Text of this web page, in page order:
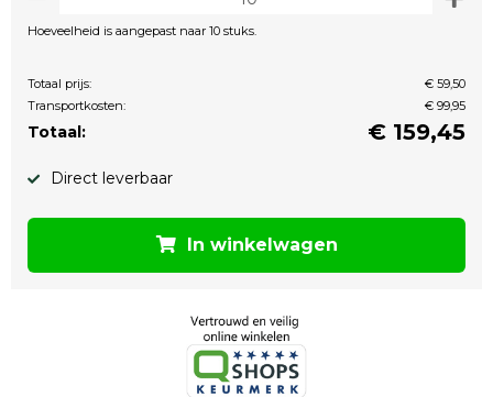
Hoeveelheid is aangepast naar 10 stuks.
Totaal prijs:
€ 59,50
Transportkosten:
€ 99,95
Totaal: € 159,45
Direct leverbaar
In winkelwagen